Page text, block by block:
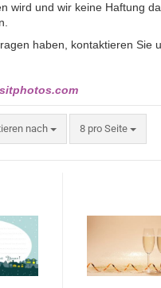
wird und wir keine Haftung
haben, kontaktieren Sie
nach 8 pro Seite